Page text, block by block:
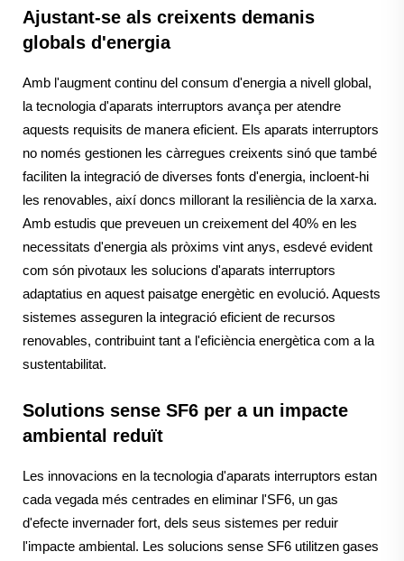
Ajustant-se als creixents demanis
globals d'energia
Amb l'augment continu del consum d'energia a nivell global,
la tecnologia d'aparats interruptors avança per atendre
aquests requisits de manera eficient. Els aparats interruptors
no només gestionen les càrregues creixents sinó que també
faciliten la integració de diverses fonts d'energia, incloent-hi
les renovables, així doncs millorant la resiliència de la xarxa.
Amb estudis que preveuen un creixement del 40% en les
necessitats d'energia als pròxims vint anys, esdevé evident
com són pivotaux les solucions d'aparats interruptors
adaptatius en aquest paisatge energètic en evolució. Aquests
sistemes asseguren la integració eficient de recursos
renovables, contribuint tant a l'eficiència energètica com a la
sustentabilitat.
Solutions sense SF6 per a un impacte
ambiental reduït
Les innovacions en la tecnologia d'aparats interruptors estan
cada vegada més centrades en eliminar l'SF6, un gas
d'efecte invernader fort, dels seus sistemes per reduir
l'impacte ambiental. Les solucions sense SF6 utilitzen gases